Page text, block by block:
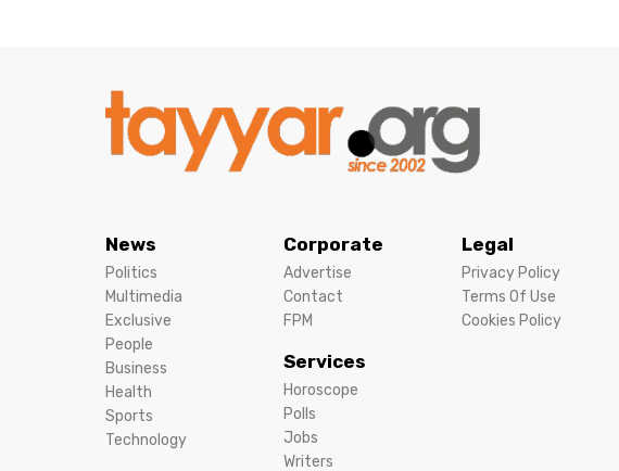
News
Politics
Multimedia
Exclusive
People
Business
Health
Sports
Technology
Corporate
Advertise
Contact
FPM
Services
Horoscope
Polls
Jobs
Writers
Legal
Privacy Policy
Terms Of Use
Cookies Policy